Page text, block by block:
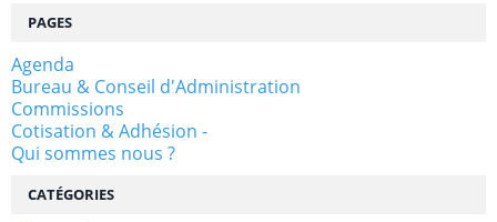
PAGES
Agenda
Bureau & Conseil d'Administration
Commissions
Cotisation & Adhésion -
Qui sommes nous ?
CATÉGORIES